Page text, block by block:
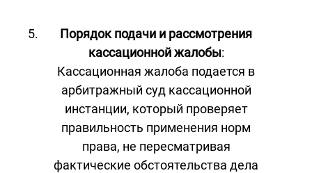
Порядок подачи и рассмотрения
кассационной жалобы:
Кассационная жалоба подается в
арбитражный суд кассационной
инстанции, который проверяет
правильность применения норм
права, не пересматривая
фактические обстоятельства дела